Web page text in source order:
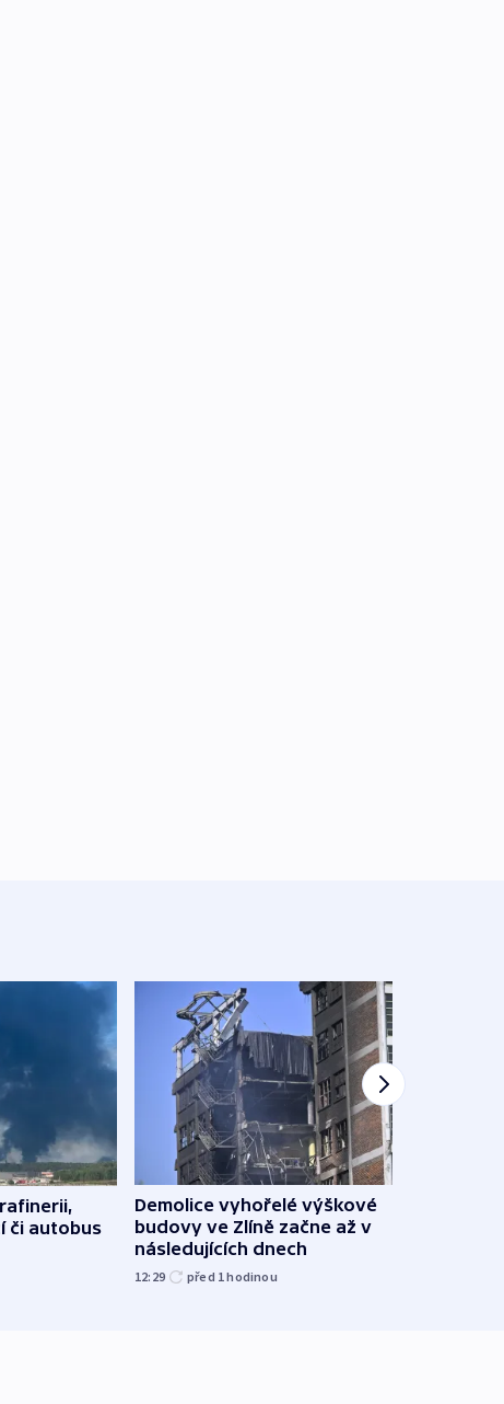
či autobus
Demolice vyhořelé výškové
budovy ve Zlíně začne až v
následujících dnech
12:29 před 1hodinou